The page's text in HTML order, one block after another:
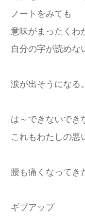
ノートをみても
意味がまったくわ
自分の字が読めな
涙が出そうになる
は～できないでき
これもわたしの悪
腰も痛くなってき
ギブアップ